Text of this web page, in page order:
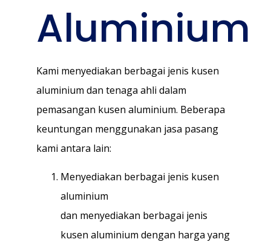
Aluminium
Kami menyediakan berbagai jenis kusen
aluminium dan tenaga ahli dalam
pemasangan kusen aluminium. Beberapa
keuntungan menggunakan jasa pasang
kami antara lain:
Menyediakan berbagai jenis kusen
aluminium
dan menyediakan berbagai jenis
kusen aluminium dengan harga yang